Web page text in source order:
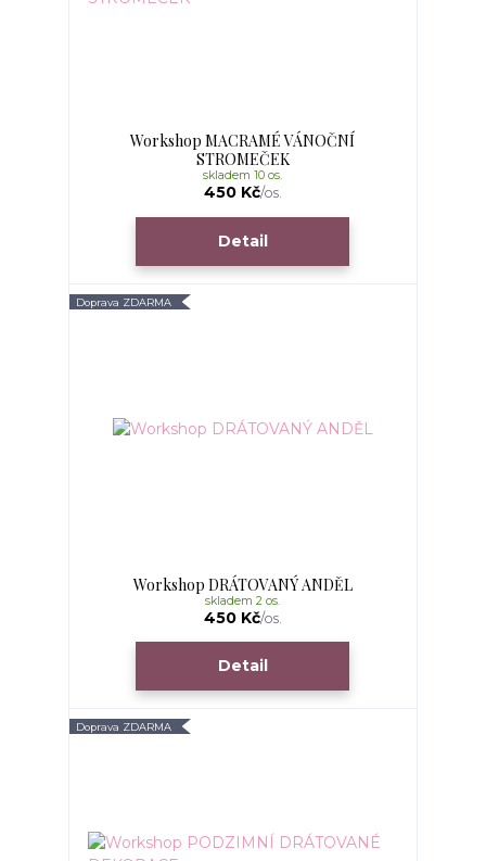
Workshop MACRAMÉ VÁNOČNÍ
STROMEČEK
450 Kč/os.
skladem 10 os.
Detail
Doprava ZDARMA
Workshop DRÁTOVANÝ ANDĚL
450 Kč/os.
skladem 2 os.
Detail
Doprava ZDARMA